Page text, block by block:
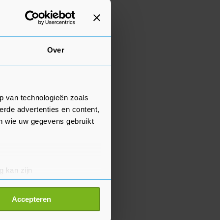
Over
van technologieën zoals
advertenties en content,
wie uw gegevens gebruikt
kan zijn
detailgedeelte
Accepteren